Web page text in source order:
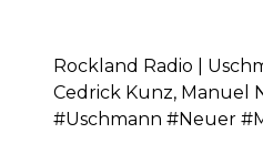
Rockland Radio |
Cedrick Kunz, Manuel
#Uschmann #Neuer